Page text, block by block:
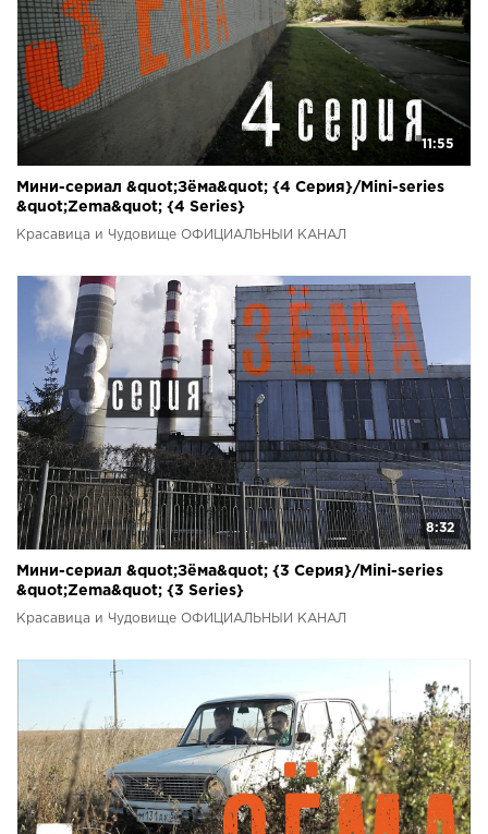
11:55
Мини-сериал &quot;Зёма&quot; {4 Серия}/Mini-series
&quot;Zema&quot; {4 Series}
Красавица и Чудовище ОФИЦИАЛЬНЫЙ КАНАЛ
8:32
Мини-сериал &quot;Зёма&quot; {3 Серия}/Mini-series
&quot;Zema&quot; {3 Series}
Красавица и Чудовище ОФИЦИАЛЬНЫЙ КАНАЛ